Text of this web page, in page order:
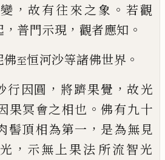
， 故有往來之象 。 若觀
， 普門示現 ， 觀者應知 。
佛至恒河沙等諸佛世界 。
行因圓 ， 將躋果覺 ， 故光
果冥會之相也 。 佛有九十
髻頂相為第一 ， 是為無見
， 示無上果法 所流智光